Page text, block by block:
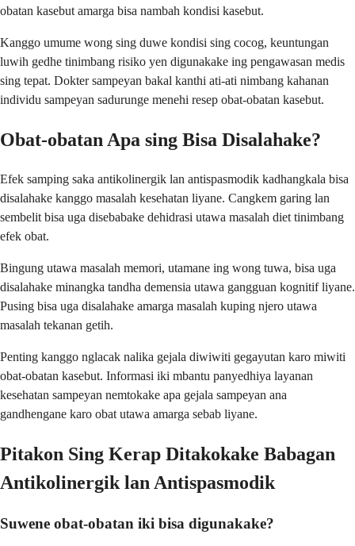
obatan kasebut amarga bisa nambah kondisi kasebut.
Kanggo umume wong sing duwe kondisi sing cocog, keuntungan
luwih gedhe tinimbang risiko yen digunakake ing pengawasan medis
sing tepat. Dokter sampeyan bakal kanthi ati-ati nimbang kahanan
individu sampeyan sadurunge menehi resep obat-obatan kasebut.
Obat-obatan Apa sing Bisa Disalahake?
Efek samping saka antikolinergik lan antispasmodik kadhangkala bisa
disalahake kanggo masalah kesehatan liyane. Cangkem garing lan
sembelit bisa uga disebabake dehidrasi utawa masalah diet tinimbang
efek obat.
Bingung utawa masalah memori, utamane ing wong tuwa, bisa uga
disalahake minangka tandha demensia utawa gangguan kognitif liyane.
Pusing bisa uga disalahake amarga masalah kuping njero utawa
masalah tekanan getih.
Penting kanggo nglacak nalika gejala diwiwiti gegayutan karo miwiti
obat-obatan kasebut. Informasi iki mbantu panyedhiya layanan
kesehatan sampeyan nemtokake apa gejala sampeyan ana
gandhengane karo obat utawa amarga sebab liyane.
Pitakon Sing Kerap Ditakokake Babagan
Antikolinergik lan Antispasmodik
Suwene obat-obatan iki bisa digunakake?